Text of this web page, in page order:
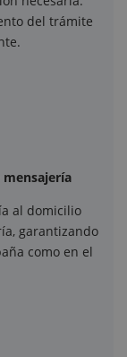
del trámite
al domicilio
garantizando
como en el